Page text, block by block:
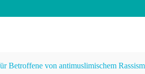
Betroffene von antimuslimischem